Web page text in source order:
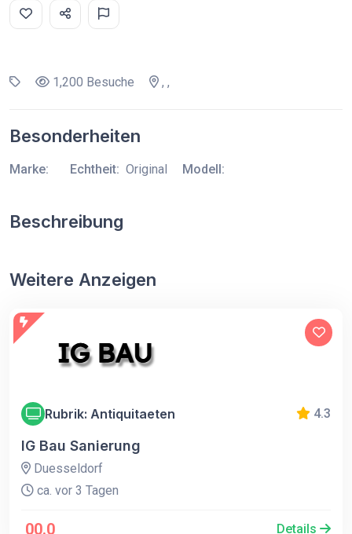
1,200 Besuche , ,
Besonderheiten
Marke: Echtheit: Original Modell:
Beschreibung
Weitere Anzeigen
Rubrik: Antiquitaeten 4.3
IG Bau Sanierung
Duesseldorf
ca. vor 3 Tagen
00.0 Details